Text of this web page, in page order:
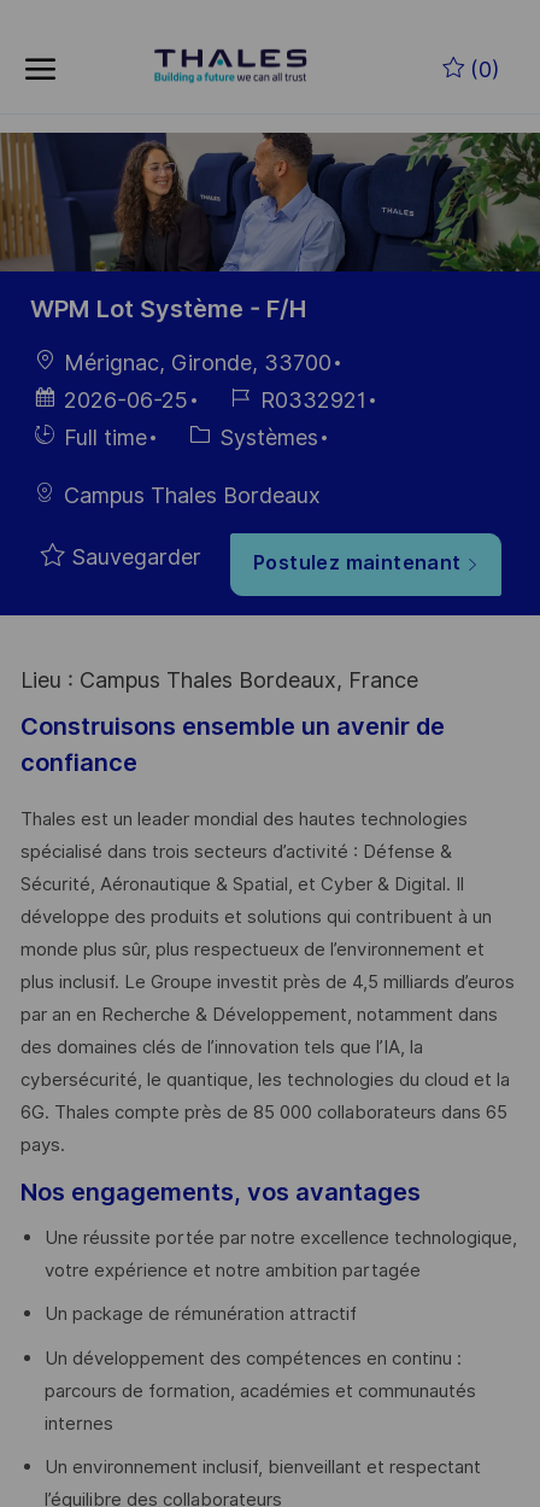
(0)
-
WPM Lot Système - F/H
localisation
Mérignac, Gironde, 33700
Date
d’affichage
2026-06-25
Référence
du poste
R0332921
HiringFull time Catégorie
Systèmes
Campus Thales Bordeaux
Sauvegarder Postulez maintenant
Lieu : Campus Thales Bordeaux, France
Construisons ensemble un avenir de
confiance
Thales est un leader mondial des hautes technologies
spécialisé dans trois secteurs d’activité : Défense &
Sécurité, Aéronautique & Spatial, et Cyber & Digital. Il
développe des produits et solutions qui contribuent à un
monde plus sûr, plus respectueux de l’environnement et
plus inclusif. Le Groupe investit près de 4,5 milliards d’euros
par an en Recherche & Développement, notamment dans
des domaines clés de l’innovation tels que l’IA, la
cybersécurité, le quantique, les technologies du cloud et la
6G. Thales compte près de 85 000 collaborateurs dans 65
pays. ​
Nos engagements, vos avantages
Une réussite portée par notre excellence technologique,
votre expérience et notre ambition partagée
Un package de rémunération attractif
Un développement des compétences en continu :
parcours de formation, académies et communautés
internes
Un environnement inclusif, bienveillant et respectant
l’équilibre des collaborateurs